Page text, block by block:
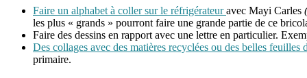
Faire un alphabet à coller sur le réfrigérateuravec Mayi Carles (
les plus « grands » pourront faire une grande partie de ce
Faire des dessins en rapport avec une lettre en particulier.
Des collages avec des matières recyclées ou des belles
primaire.